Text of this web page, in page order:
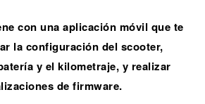
con una aplicación móvil que te
la configuración del scooter,
y el kilometraje, y realizar
de firmware.